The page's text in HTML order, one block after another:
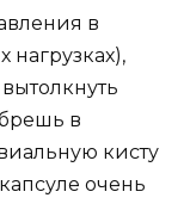
в
нагрузках),
в
кисту
очень